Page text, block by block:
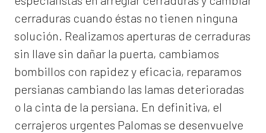
cerraduras cuando éstas no tienen ninguna
solución. Realizamos aperturas de cerraduras
sin llave sin dañar la puerta, cambiamos
bombillos con rapidez y eficacia, reparamos
persianas cambiando las lamas deterioradas
o la cinta de la persiana. En definitiva, el
cerrajeros urgentes Palomas se desenvuelve